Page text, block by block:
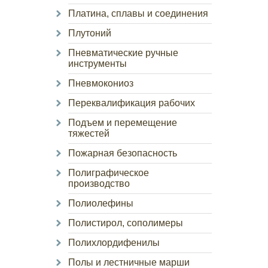
Платина, сплавы и соединения
Плутоний
Пневматические ручные
инструменты
Пневмокониоз
Переквалификация рабочих
Подъем и перемещение
тяжестей
Пожарная безопасность
Полиграфическое
производство
Полиолефины
Полистирол, сополимеры
Полихлордифенилы
Полы и лестничные марши